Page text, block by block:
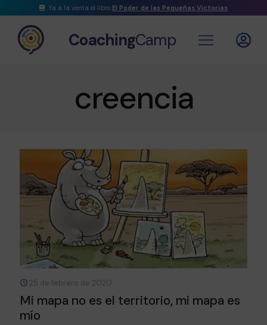
Ya a la venta el libro El Poder de las Pequeñas Victorias
CoachingCamp
creencia
25 de febrero de 2020
Mi mapa no es el territorio, mi mapa es
mío